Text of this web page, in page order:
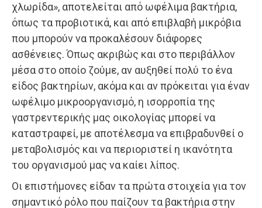
χλωρίδα», αποτελείται από ωφέλιμα βακτήρια,
όπως τα προβιοτικά, και από επιβλαβή μικρόβια
που μπορούν να προκαλέσουν διάφορες
ασθένειες. Όπως ακριβώς και στο περιβάλλον
μέσα στο οποίο ζούμε, αν αυξηθεί πολύ το ένα
είδος βακτηρίων, ακόμα και αν πρόκειται για έναν
ωφέλιμο μικροοργανισμό, η ισορροπία της
γαστρεντερικής μας οικολογίας μπορεί να
καταστραφεί, με αποτέλεσμα να επιβραδυνθεί ο
μεταβολισμός και να περιοριστεί η ικανότητα
του οργανισμού μας να καίει λίπος.
Οι επιστήμονες είδαν τα πρώτα στοιχεία για τον
σημαντικό ρόλο που παίζουν τα βακτήρια στην